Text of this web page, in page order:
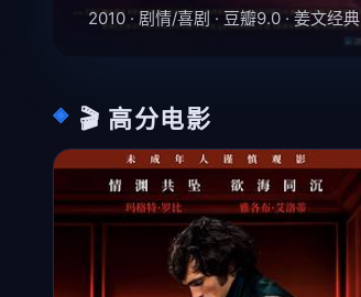
2010 · 剧情/喜剧 · 豆瓣9.0 · 姜文经典
🎬 高分电影